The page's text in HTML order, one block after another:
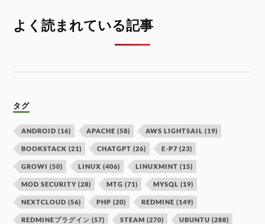
よく読まれている記事
タグ
ANDROID (16) APACHE (58) AWS LIGHTSAIL (19)
BOOKSTACK (21) CHATGPT (26) E-P7 (23)
GROWI (50) LINUX (406) LINUXMINT (15)
MOD SECURITY (28) MTG (71) MYSQL (19)
NEXTCLOUD (56) PHP (20) REDMINE (149)
REDMINEプラグイン (57) STEAM (270) UBUNTU (288)